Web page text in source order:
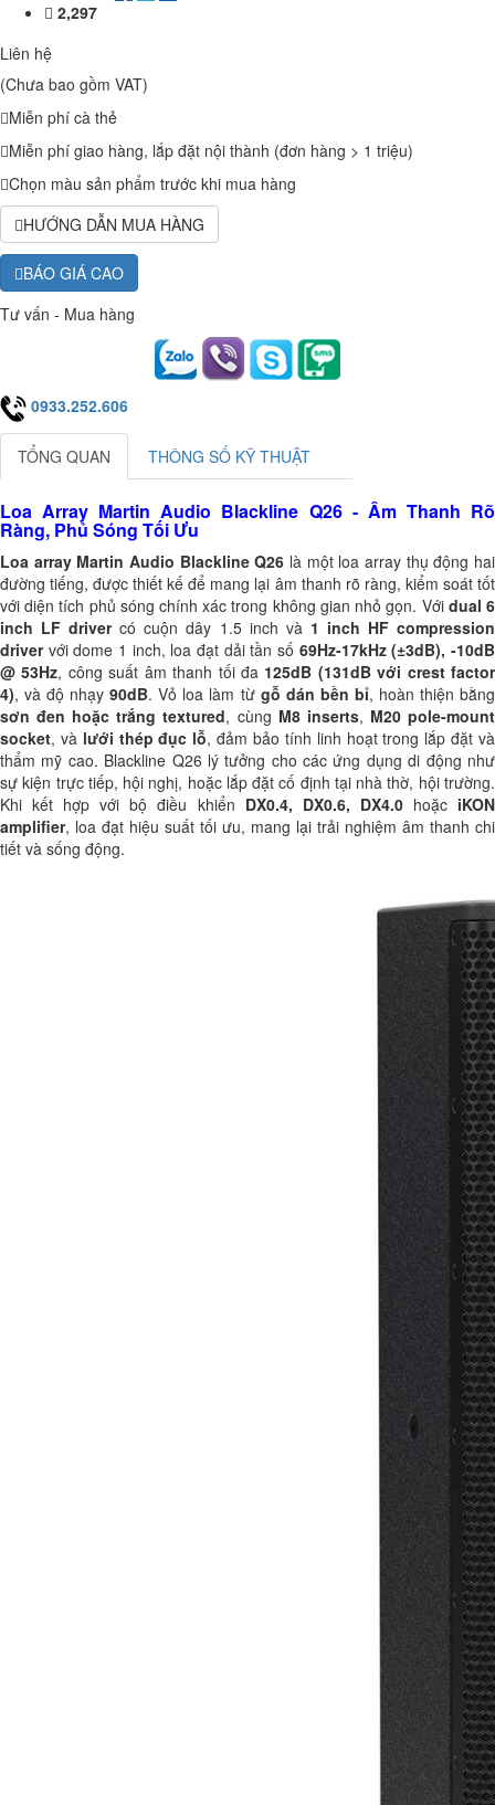
2,297
Liên hệ
(Chưa bao gồm VAT)
Miễn phí cà thẻ
Miễn phí giao hàng, lắp đặt nội thành (đơn hàng > 1 triệu)
Chọn màu sản phẩm trước khi mua hàng
HƯỚNG DẪN MUA HÀNG
BÁO GIÁ CAO
Tư vấn - Mua hàng
0933.252.606
TỔNG QUAN THÔNG SỐ KỸ THUẬT
Loa Array Martin Audio Blackline Q26 - Âm Thanh Rõ
Ràng, Phủ Sóng Tối Ưu
Loa array Martin Audio Blackline Q26 là một loa array thụ động hai
đường tiếng, được thiết kế để mang lại âm thanh rõ ràng, kiểm soát tốt
với diện tích phủ sóng chính xác trong không gian nhỏ gọn. Với dual 6
inch LF drivercó cuộn dây 1.5 inch và 1 inch HF compression
drivervới dome 1 inch, loa đạt dải tần số 69Hz-17kHz (±3dB), -10dB
@ 53Hz, công suất âm thanh tối đa 125dB (131dB với crest factor
4), và độ nhạy90dB. Vỏ loa làm từ gỗ dán bền bỉ, hoàn thiện bằng
sơn đen hoặc trắng textured, cùng M8 inserts, M20 pole-mount
socket, và lưới thép đục lỗ, đảm bảo tính linh hoạt trong lắp đặt và
thẩm mỹ cao. Blackline Q26 lý tưởng cho các ứng dụng di động như
sự kiện trực tiếp, hội nghị, hoặc lắp đặt cố định tại nhà thờ, hội trường.
Khi kết hợp với bộ điều khiển DX0.4, DX0.6, DX4.0hoặc iKON
amplifier, loa đạt hiệu suất tối ưu, mang lại trải nghiệm âm thanh chi
tiết và sống động.